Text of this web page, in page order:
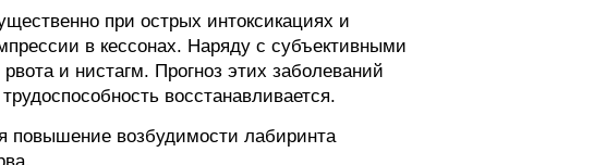
при острых интоксикациях и
в кессонах. Наряду с субъективными
и нистагм. Прогноз этих заболеваний
восстанавливается.
повышение возбудимости лабиринта